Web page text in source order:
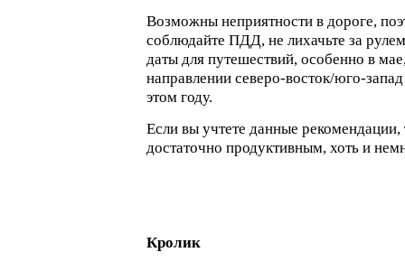
Возможны неприятности в дороге,
соблюдайте ПДД, не лихачьте за
даты для путешествий, особенно в
направлении северо-восток/юго-
этом году.
Если вы учтете данные
достаточно продуктивным, хоть и
Кролик